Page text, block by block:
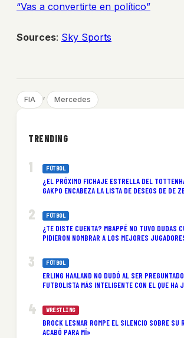
“Vas a convertirte en político”
Sources: Sky Sports
FIA , Mercedes
TRENDING
FÚTBOL
¿EL PRÓXIMO FICHAJE ESTRELLA DEL
GAKPO ENCABEZA LA LISTA DE DESEOS DE DE
FÚTBOL
¿TE DISTE CUENTA? MBAPPÉ NO TUVO DUDAS
PIDIERON NOMBRAR A LOS MEJORES
FÚTBOL
ERLING HAALAND NO DUDÓ AL SER
FUTBOLISTA MÁS INTELIGENTE CON EL QUE HA
WRESTLING
BROCK LESNAR ROMPE EL SILENCIO SOBRE SU
ACABÓ PARA MÍ»